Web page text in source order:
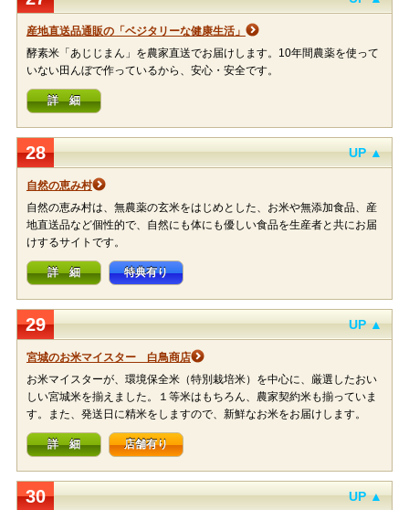
産地直送品通販の「ベジタリーな健康生活」
酵素米「あじじまん」を農家直送でお届けします。10年間農薬を使って
いない田んぼで作っているから、安心・安全です。
詳 細
28 UP ▲
自然の恵み村
自然の恵み村は、無農薬の玄米をはじめとした、お米や無添加食品、産
地直送品など個性的で、自然にも体にも優しい食品を生産者と共にお届
けするサイトです。
詳 細 特典有り
29 UP ▲
宮城のお米マイスター 白鳥商店
お米マイスターが、環境保全米（特別栽培米）を中心に、厳選したおい
しい宮城米を揃えました。１等米はもちろん、農家契約米も揃っていま
す。また、発送日に精米をしますので、新鮮なお米をお届けします。
詳 細 店舗有り
30 UP ▲